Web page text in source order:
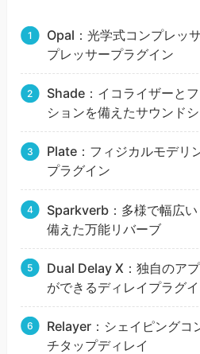
Opal：光学式コンプレッ
プレッサープラグイン
Shade：イコライザーと
ションを備えたサウンド
Plate：フィジカルモデリ
プラグイン
Sparkverb：多様で幅広
備えた万能リバーブ
Dual Delay X：独自のア
ができるディレイプラグ
Relayer：シェイピングコ
チタップディレイ